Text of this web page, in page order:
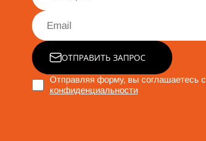
ОТПРАВИТЬ ЗАПРОС
Отправляя форму, вы соглашаетесь с
конфиденциальности